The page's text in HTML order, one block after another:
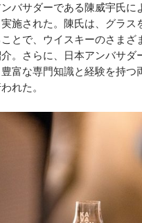
バサダーである陳威宇氏に
施された。陳氏は、グラス
とで、ウイスキーのさまざ
。さらに、日本アンバサダ
富な専門知識と経験を持つ
れた。